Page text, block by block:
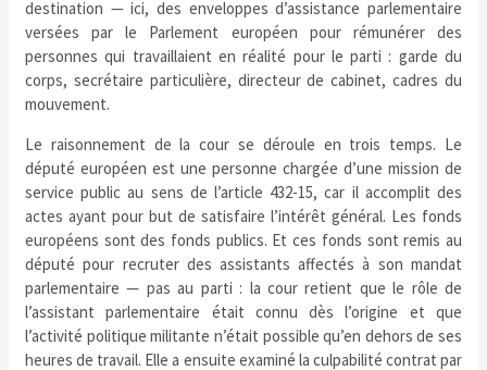
destination — ici, des enveloppes d’assistance parlementaire
versées par le Parlement européen pour rémunérer des
personnes qui travaillaient en réalité pour le parti : garde du
corps, secrétaire particulière, directeur de cabinet, cadres du
mouvement.
Le raisonnement de la cour se déroule en trois temps. Le
député européen est une personne chargée d’une mission de
service public au sens de l’article 432-15, car il accomplit des
actes ayant pour but de satisfaire l’intérêt général. Les fonds
européens sont des fonds publics. Et ces fonds sont remis au
député pour recruter des assistants affectés à son mandat
parlementaire — pas au parti : la cour retient que le rôle de
l’assistant parlementaire était connu dès l’origine et que
l’activité politique militante n’était possible qu’en dehors de ses
heures de travail. Elle a ensuite examiné la culpabilité contrat par